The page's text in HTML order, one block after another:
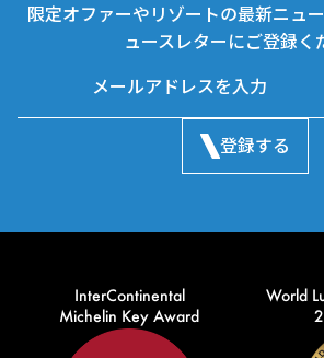
限定オファーやリゾートの最新ニュ
ュースレターにご登録く
登録する
InterContinental
Michelin Key Award
World